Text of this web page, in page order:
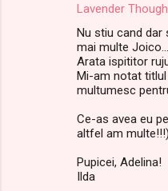
Lavender
Nu stiu cand dar
mai multe Joico...
Arata ispititor
Mi-am notat
multumesc
Ce-as avea eu
altfel am
Pupicei, Adelina!
Ilda